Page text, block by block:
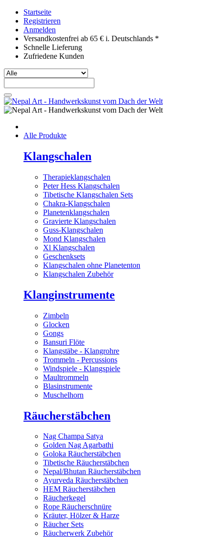
Startseite
Registrieren
Anmelden
Versandkostenfrei ab 65 € i. Deutschlands *
Schnelle Lieferung
Zufriedene Kunden
Alle Produkte
Klangschalen
Therapieklangschalen
Peter Hess Klangschalen
Tibetische Klangschalen Sets
Chakra-Klangschalen
Planetenklangschalen
Gravierte Klangschalen
Guss-Klangschalen
Mond Klangschalen
Xl Klangschalen
Geschenksets
Klangschalen ohne Planetenton
Klangschalen Zubehör
Klanginstrumente
Zimbeln
Glocken
Gongs
Bansuri Flöte
Klangstäbe - Klangrohre
Trommeln - Percussions
Windspiele - Klangspiele
Maultrommeln
Blasinstrumente
Muschelhorn
Räucherstäbchen
Nag Champa Satya
Golden Nag Agarbathi
Goloka Räucherstäbchen
Tibetische Räucherstäbchen
Nepal/Bhutan Räucherstäbchen
Ayurveda Räucherstäbchen
HEM Räucherstäbchen
Räucherkegel
Rope Räucherschnüre
Kräuter, Hölzer & Harze
Räucher Sets
Räucherwerk Zubehör